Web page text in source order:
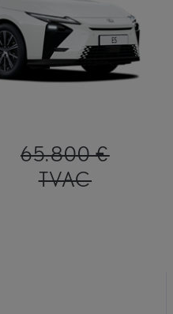
65.800 €
TVAC